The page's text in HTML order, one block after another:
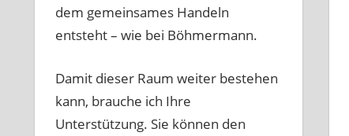
dem gemeinsames Handeln
entsteht – wie bei Böhmermann.
Damit dieser Raum weiter bestehen
kann, brauche ich Ihre
Unterstützung. Sie können den